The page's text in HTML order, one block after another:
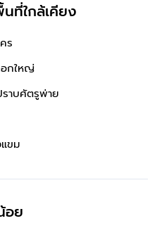
นที่ใกล้เคียง
ร
อกใหญ่
ราบศัตรูพ่าย
ขม
อย